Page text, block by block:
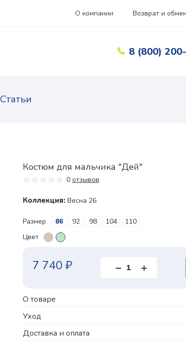
О компании Возврат и обмен
8 (800)
Статьи
Костюм для мальчика "Дей"
0 отзывов
Коллекция:Весна 26
Размер
86 92 98 104
110
Цвет
7 740 ₽
О товаре
Уход
Доставка и оплата